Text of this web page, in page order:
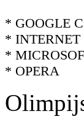
* GOOGLE
* INTERNET
*
* OPERA